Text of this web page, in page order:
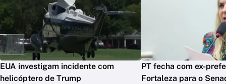
EUA investigam incidente com
helicóptero de Trump
PT fecha com ex-
Fortaleza para o